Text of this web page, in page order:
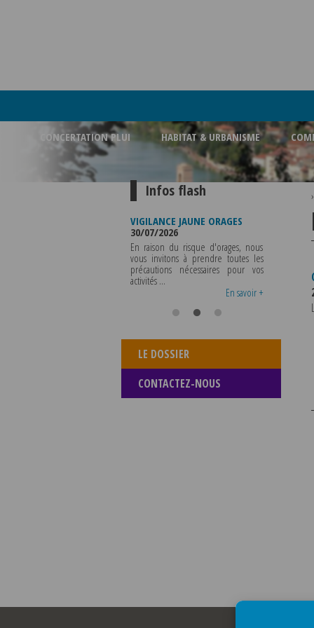
CONCERTATION PLUI HABITAT & URBANISME
Infos flash
VIGILANCE JAUNE ORAGES
30/07/2026
En raison du risque d'orages, nous
vous invitons à prendre toutes les
précautions nécessaires pour vos
activités ...
En savoir +
Météo-
métropole
vigilance
LE DOSSIER
CONTACTEZ-NOUS
›